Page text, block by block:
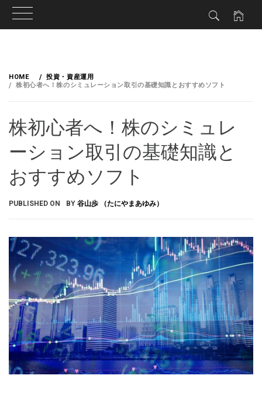
HOME
投資・資産運用
株初心者へ！株のシミュレーション取引の基礎知識とおすすめソフト
株初心者へ！株のシミュレ
ーション取引の基礎知識と
おすすめソフト
PUBLISHED ON BY 谷山歩 （たにやまあゆみ）